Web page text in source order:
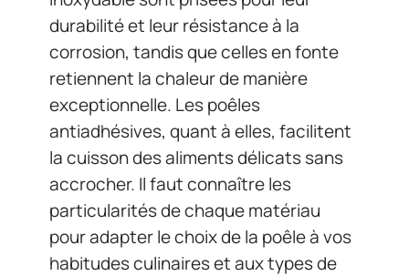
durabilité et leur résistance à la
corrosion, tandis que celles en fonte
retiennent la chaleur de manière
exceptionnelle. Les poêles
antiadhésives, quant à elles, facilitent
la cuisson des aliments délicats sans
accrocher. Il faut connaître les
particularités de chaque matériau
pour adapter le choix de la poêle à vos
habitudes culinaires et aux types de